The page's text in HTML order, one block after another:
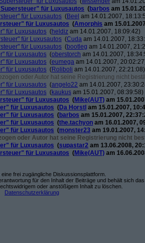
für Luxusautos (barbos am
für Luxusautos (Beel am 14.01.2007,
für Luxusautos (Amorphis am
für Luxusautos (heldiz am 14.01.2007, 18:09:42)
für Luxusautos (Cuda am 14.01.2007,
für Luxusautos (bootleg am 14.01.2007,
für Luxusautos (oberstorch am 14.01.2007,
für Luxusautos (eumega am 14.01.2007,
für Luxusautos (Roliboli am 14.01.2007, 22:21:08)
oder Autor hat seine Registrierung nicht
für Luxusautos (angelo22 am 14.01.2007,
für Luxusautos (kaukus am 15.01.2007, 08:39:58)
für Luxusautos (Mike(AUT) am
für Luxusautos (Da Horstl am 15.01.2007,
für Luxusautos (barbos am 15.01.2007,
für Luxusautos (the.tachyon am 16.01.2007,
für Luxusautos (monster23 am 19.01.2007,
oder Autor hat seine Registrierung nicht
für Luxusautos (supastar2 am 13.06.2008,
für Luxusautos (Mike(AUT) am
frei zugängliche Diskussionsplattform.
für den Inhalt der Beiträge und behält sich das
oder anstößigem Inhalt zu löschen.
Datenschutzerklärung